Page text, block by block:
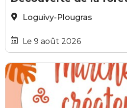
Loguivy-Plougras
Le 9 août 2026